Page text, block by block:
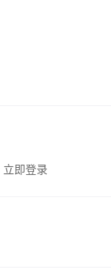
立即登录